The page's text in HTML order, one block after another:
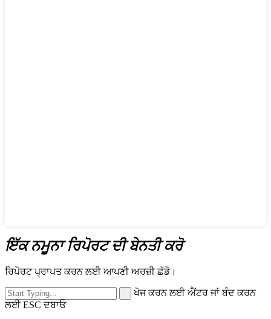
ਇੱਕ ਨਮੂਨਾ ਰਿਪੋਰਟ ਦੀ ਬੇਨਤੀ ਕਰੋ
ਰਿਪੋਰਟ ਪ੍ਰਾਪਤ ਕਰਨ ਲਈ ਆਪਣੀ ਅਰਜ਼ੀ ਛੱਡੋ।
ਖੋਜ ਕਰਨ ਲਈ ਐਂਟਰ ਜਾਂ ਬੰਦ ਕਰਨ
ਲਈ ESC ਦਬਾਓ